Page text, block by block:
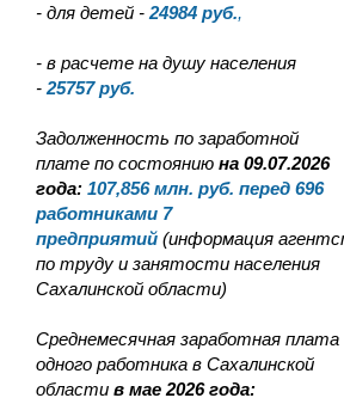
- для детей - 24984 руб.,
- в расчете на душу населения
- 25757 руб.
Задолженность по заработной
плате по состоянию на 09.07.2026
года: 107,856 млн. руб. перед 696
работниками 7
предприятий (информация
по труду и занятости населения
Сахалинской области)
Среднемесячная заработная плата
одного работника в Сахалинской
области в мае 2026 года: